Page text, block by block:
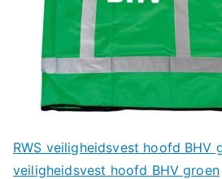
RWS veiligheidsvest hoofd BHV
veiligheidsvest hoofd BHV groen